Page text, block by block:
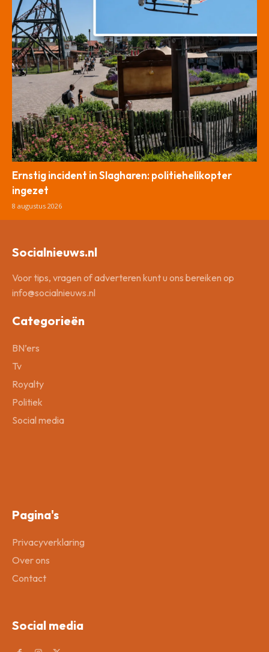
Ernstig incident in Slagharen: politiehelikopter
ingezet
8 augustus 2026
Socialnieuws.nl
Voor tips, vragen of adverteren kunt u ons bereiken op
info@socialnieuws.nl
Categorieën
BN’ers
Tv
Royalty
Politiek
Social media
Pagina's
Privacyverklaring
Over ons
Contact
Social media